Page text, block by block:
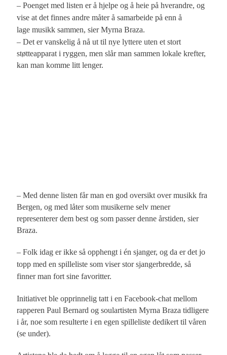
– Poenget med listen er å hjelpe og å heie på hverandre, og
vise at det finnes andre måter å samarbeide på enn å
lage musikk sammen, sier Myrna Braza.
– Det er vanskelig å nå ut til nye lyttere uten et stort
støtteapparat i ryggen, men slår man sammen lokale krefter,
kan man komme litt lenger.
– Med denne listen får man en god oversikt over musikk fra
Bergen, og med låter som musikerne selv mener
representerer dem best og som passer denne årstiden, sier
Braza.
– Folk idag er ikke så opphengt i én sjanger, og da er det jo
topp med en spilleliste som viser stor sjangerbredde, så
finner man fort sine favoritter.
Initiativet ble opprinnelig tatt i en Facebook-chat mellom
rapperen Paul Bernard og soulartisten Myrna Braza tidligere
i år, noe som resulterte i en egen spilleliste dedikert til våren
(se under).